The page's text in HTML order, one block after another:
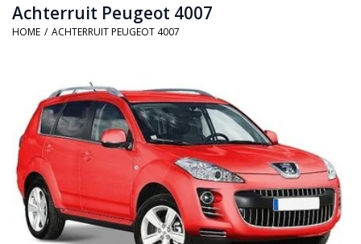
Achterruit Peugeot 4007
HOME / ACHTERRUIT PEUGEOT 4007